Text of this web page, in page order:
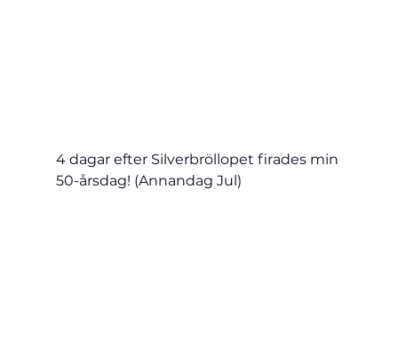
4 dagar efter Silverbröllopet firades min
50-årsdag! (Annandag Jul)